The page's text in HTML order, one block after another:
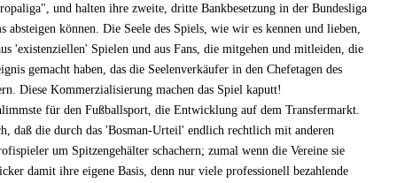
und halten ihre zweite, dritte Bankbesetzung in der Bundesliga
können. Die Seele des Spiels, wie wir es kennen und lieben,
'existenziellen' Spielen und aus Fans, die mitgehen und mitleiden, die
gemacht haben, das die Seelenverkäufer in den Chefetagen des
Diese Kommerzialisierung machen das Spiel kaputt!
für den Fußballsport, die Entwicklung auf dem Transfermarkt.
daß die durch das 'Bosman-Urteil' endlich rechtlich mit anderen
um Spitzengehälter schachern; zumal wenn die Vereine sie
damit ihre eigene Basis, denn nur viele professionell bezahlende